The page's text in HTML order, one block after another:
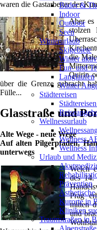
waren die Gastarbeiter der
Aber es
stolzen
die
Quirin
über die Grenze gebracht
Fülle...
Glasstraße und
Alte Wege - neue Wege
Auf alten Pilgerpfaden,
unterwegs
Welch
des 14.
Prag
mitten
und
Bäder &
Indoor
Outdoor
Seen
Winterurlaub
Skigebiete
Winter aktiv
Fun- und
Langlaufen
Winter
Städtereisen
Wellnessurlaub
Wellness
Wellness
Urlaub und
Prävention
Kurorte in
Kliniken
Traumstraßen in
Alpenstraße